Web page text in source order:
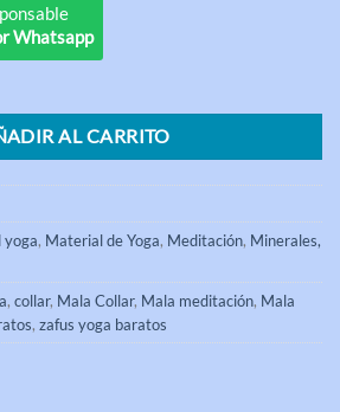
Whatsapp
AL CARRITO
yoga, Material de Yoga, Meditación, Minerales,
, collar, Mala Collar, Mala meditación, Mala
, zafus yoga baratos